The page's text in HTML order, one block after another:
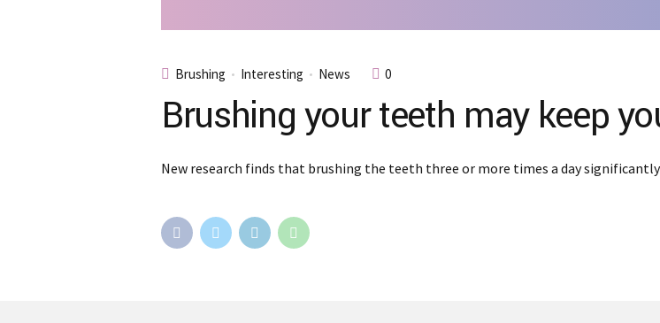
Brushing Interesting News 0
Brushing your teeth may keep
New research finds that brushing the teeth three or more times a day